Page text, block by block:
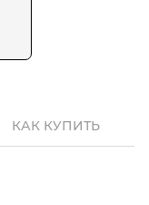
КАК КУПИТЬ